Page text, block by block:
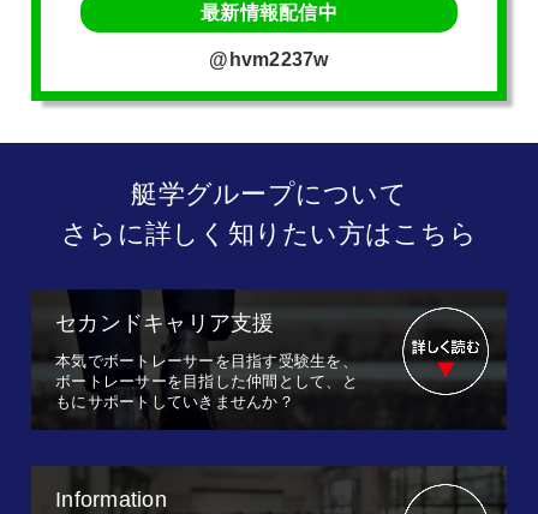
最新情報配信中
@hvm2237w
艇学グループについて
さらに詳しく知りたい方はこちら
セカンドキャリア支援
本気でボートレーサーを目指す受験生を、
ボートレーサーを目指した仲間として、と
もにサポートしていきませんか？
Information